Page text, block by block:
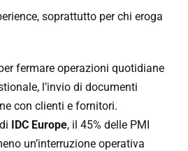
soprattutto per chi eroga
fermare operazioni quotidiane
l’invio di documenti
con clienti e fornitori.
IDC Europe, il 45% delle PMI
un’interruzione operativa